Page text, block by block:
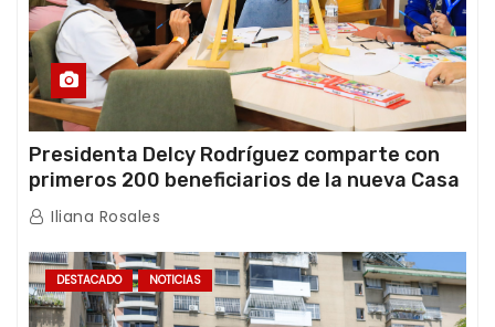
Presidenta Delcy Rodríguez comparte con
primeros 200 beneficiarios de la nueva Casa
de los Abuelos “La Primavera” en Caracas
Iliana Rosales
DESTACADO NOTICIAS